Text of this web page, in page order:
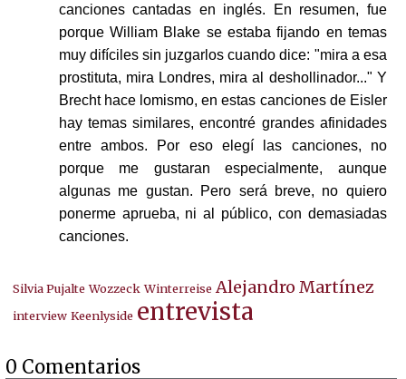
canciones cantadas en inglés. En resumen, fue
porque William Blake se estaba fijando en temas
muy difíciles sin juzgarlos cuando dice: "mira a esa
prostituta, mira Londres, mira al deshollinador..." Y
Brecht hace lomismo, en estas canciones de Eisler
hay temas similares, encontré grandes afinidades
entre ambos. Por eso elegí las canciones, no
porque me gustaran especialmente, aunque
algunas me gustan. Pero será breve, no quiero
ponerme aprueba, ni al público, con demasiadas
canciones.
Silvia Pujalte Wozzeck Winterreise Alejandro Martínez
interview Keenlyside entrevista
0 Comentarios